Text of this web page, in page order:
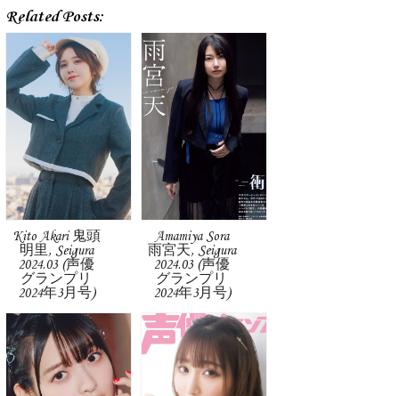
Related Posts:
Kito Akari 鬼頭
明里, Seigura
2024.03 (声優
グランプリ
2024年3月号)
Amamiya Sora
雨宮天, Seigura
2024.03 (声優
グランプリ
2024年3月号)